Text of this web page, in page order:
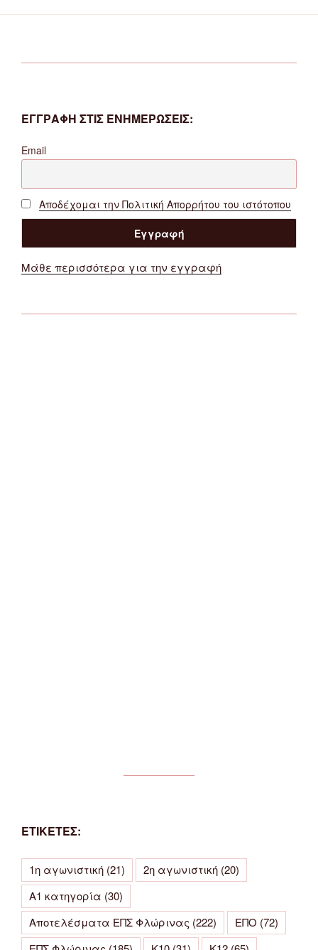
ΕΓΓΡΑΦΗ ΣΤΙΣ ΕΝΗΜΕΡΩΣΕΙΣ:
Email
Αποδέχομαι την Πολιτική Απορρήτου του ιστότοπου
Μάθε περισσότερα για την εγγραφή
ΕΤΙΚΕΤΕΣ:
1η αγωνιστική (21) 2η αγωνιστική (20)
Α1 κατηγορία (30)
Αποτελέσματα ΕΠΣ Φλώρινας (222) ΕΠΟ (72)